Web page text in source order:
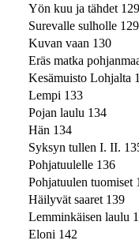
Yön kuu ja tähdet 129
Surevalle sulholle 129
Kuvan vaan 130
Eräs matka
Kesämuisto Lohjalta
Lempi 133
Pojan laulu 134
Hän 134
Syksyn tullen I. II.
Pohjatuulelle 136
Pohjatuulen tuomiset
Häilyvät saaret 139
Lemminkäisen laulu
Eloni 142